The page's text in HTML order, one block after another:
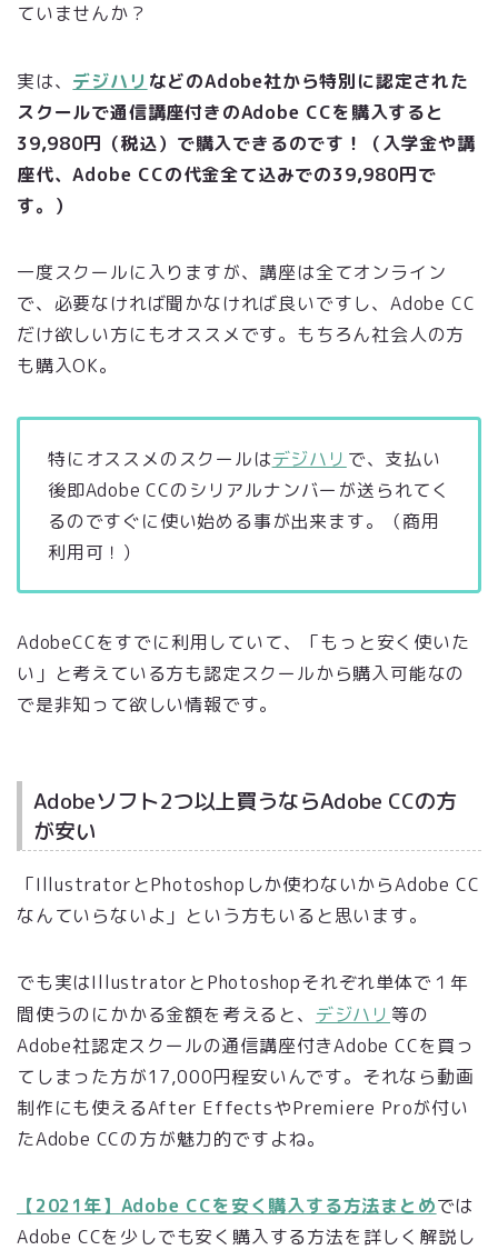
ていませんか？
実は、 デジハリ などのAdobe社から特別に認定された
スクールで通信講座付きのAdobe CCを購入すると
39,980円（税込）で購入できるのです！（入学金や講
座代、Adobe CCの代金全て込みでの39,980円で
す。）
一度スクールに入りますが、講座は全てオンライン
で、必要なければ聞かなければ良いですし、Adobe CC
だけ欲しい方にもオススメです。もちろん社会人の方
も購入OK。
特にオススメのスクールはデジハリ で、支払い
後即Adobe CCのシリアルナンバーが送られてく
るのですぐに使い始める事が出来ます。（商用
利用可！）
AdobeCCをすでに利用していて、「もっと安く使いた
い」と考えている方も認定スクールから購入可能なの
で是非知って欲しい情報です。
Adobeソフト2つ以上買うならAdobe CCの方
が安い
「IllustratorとPhotoshopしか使わないからAdobe CC
なんていらないよ」という方もいると思います。
でも実はIllustratorとPhotoshopそれぞれ単体で１年
間使うのにかかる金額を考えると、 デジハリ 等の
Adobe社認定スクールの通信講座付きAdobe CCを買っ
てしまった方が17,000円程安いんです。それなら動画
制作にも使えるAfter EffectsやPremiere Proが付い
たAdobe CCの方が魅力的ですよね。
【2021年】Adobe CCを安く購入する方法まとめでは
Adobe CCを少しでも安く購入する方法を詳しく解説し